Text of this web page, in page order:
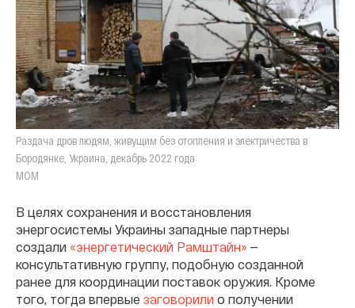
Раздача дров людям, живущим без отопления и электричества в
Бородянке, Украина, декабрь 2022 года
МОМ
В целях сохранения и восстановления
энергосистемы Украины западные партнеры
создали «энергетический Рамштайн» —
консультативную группу, подобную созданной
ранее для координации поставок оружия. Кроме
того, тогда впервые заговорили о получении